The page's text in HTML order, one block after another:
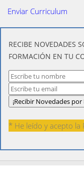
Enviar Curriculum
​RECIBE NOVEDADES
FORMACIÓN EN TU
* He leído y acepto la